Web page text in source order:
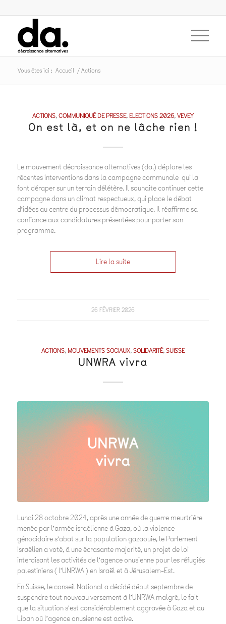
Vous êtes ici : Accueil / Actions
ACTIONS,COMMUNIQUÉ DE PRESSE,ELECTIONS 2026,VEVEY
On est là, et on ne lâche rien !
Le mouvement décroissance alternatives (da.) déplore les
récentes interventions dans la campagne communale qui la
font déraper sur un terrain délétère. Il souhaite continuer cette
campagne dans un climat respectueux, qui place le débat
d’idées au centre du processus démocratique. Il réaffirme sa
confiance aux candidatures présentées pour porter son
programme.
Lire la suite
26 FÉVRIER 2026
ACTIONS, MOUVEMENTS SOCIAUX,SOLIDARITÉ,SUISSE
UNWRA vivra
Lundi 28 octobre 2024, après une année de guerre meurtrière
menée par l’armée israélienne à Gaza, où la violence
génocidaire s’abat sur la population gazaouie, le Parlement
israélien a voté, à une écrasante majorité, un projet de loi
interdisant les activités de l’agence onusienne pour les réfugiés
palestiniens ( l’UNRWA ) en Israël et à Jérusalem-Est.
En Suisse, le conseil National a décidé début septembre de
suspendre tout nouveau versement à l’UNRWA malgré, le fait
que la situation s’est considérablement aggravée à Gaza et au
Liban où l’agence onusienne est active.